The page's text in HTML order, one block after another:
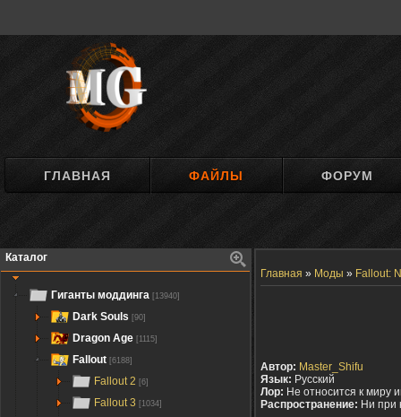
ГЛАВНАЯ ФАЙЛЫ ФОРУМ
Каталог
Гиганты моддинга [13940]
Dark Souls [90]
Dragon Age [1115]
Fallout [6188]
Fallout 2 [6]
Fallout 3 [1034]
Главная » Моды » Fallout:
Автор: Master_Shifu
Язык: Русский
Лор: Не относится к миру
Распространение: Ни при